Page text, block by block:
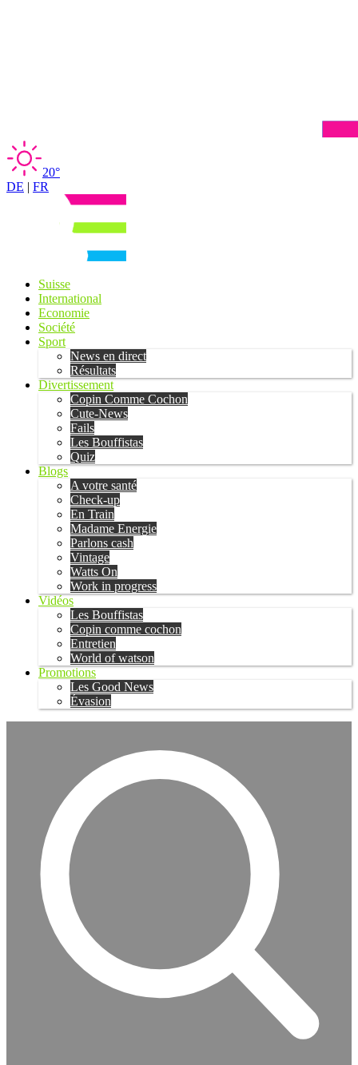
20°
DE | FR
Suisse
International
Economie
Société
Sport
News en direct
Résultats
Divertissement
Copin Comme Cochon
Cute-News
Fails
Les Bouffistas
Quiz
Blogs
A votre santé
Check-up
En Train
Madame Energie
Parlons cash
Vintage
Watts On
Work in progress
Vidéos
Les Bouffistas
Copin comme cochon
Entretien
World of watson
Promotions
Les Good News
Évasion